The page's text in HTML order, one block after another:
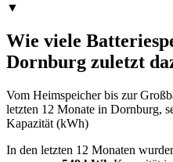
▼
Wie viele
Dornburg zuletzt
Vom Heimspeicher bis zur
letzten 12 Monate in Dornburg,
Kapazität (kWh)
In den letzten 12 Monaten